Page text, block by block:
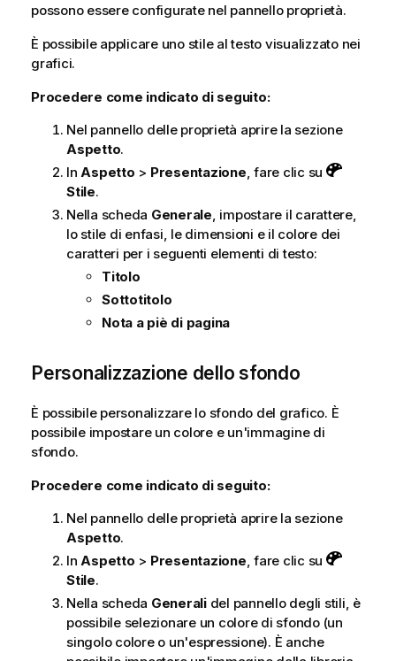
possono essere configurate nel pannello proprietà.
È possibile applicare uno stile al testo visualizzato nei
grafici.
Procedere come indicato di seguito:
Nel pannello delle proprietà aprire la sezione
Aspetto.
In Aspetto > Presentazione , fare clic su
Stile.
Nella scheda Generale , impostare il carattere,
lo stile di enfasi, le dimensioni e il colore dei
caratteri per i seguenti elementi di testo:
Titolo
Sottotitolo
Nota a piè di pagina
Personalizzazione dello sfondo
È possibile personalizzare lo sfondo del grafico. È
possibile impostare un colore e un'immagine di
sfondo.
Procedere come indicato di seguito:
Nel pannello delle proprietà aprire la sezione
Aspetto.
In Aspetto > Presentazione , fare clic su
Stile.
Nella scheda Generalidel pannello degli stili, è
possibile selezionare un colore di sfondo (un
singolo colore o un'espressione). È anche